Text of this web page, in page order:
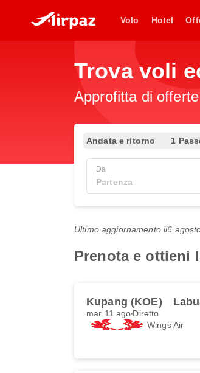
Volo Hotel
Trova voli
Approfitta di
Andata e ritorno 1
Da
Ultimo aggiornamento il6
Prenota e ottieni
Kupang (KOE)
mar 11 ago Diretto
Wings Air